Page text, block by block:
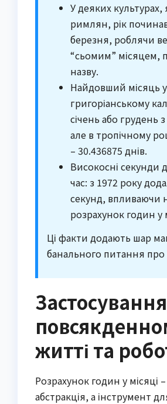
У деяких культурах,
римлян, рік
березня, роблячи
“сьомим” місяцем,
назву.
Найдовший місяць у
григоріанському
січень або грудень
але в тропічному
– 30.436875 днів.
Високосні секунди
час: з 1972 року
секунд, впливаючи
розрахунок годин у
Ці факти додають шар
банального питання
житті та
Розрахунок годин у місяці
абстракція, а інструмент